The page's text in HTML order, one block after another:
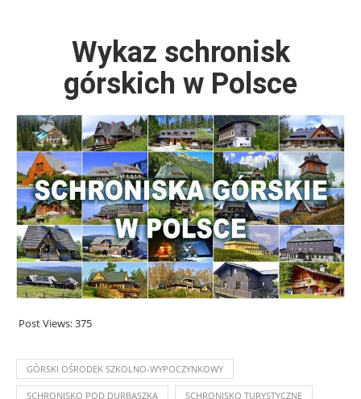
Wykaz schronisk
górskich w Polsce
Post Views:375
GÓRSKI OŚRODEK SZKOLNO-WYPOCZYNKOWY
SCHRONISKO POD DURBASZKĄ SCHRONISKO TURYSTYCZNE